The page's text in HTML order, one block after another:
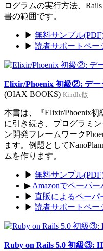
ログラムの実行方法、
書の範囲です。
▶ 無料サンプル
▶ 読者サポートペー
Elixir/Phoenix 初級②: デー
(OIAX BOOKS) Kindle版
本書は、『Elixir/Phoenix
に引き続き、プログラミ
ン開発フレームワーク
ます。例題として
ムを作ります。
▶ 無料サンプル
▶ Amazonでペーパ
▶ 直販によるペーパ
▶ 読者サポートペー
Ruby on Rails 5.0 初級③: